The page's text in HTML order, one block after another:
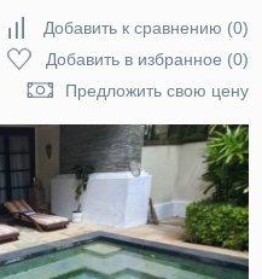
Добавить к сравнению (0)
Добавить в избранное (0)
Предложить свою цену